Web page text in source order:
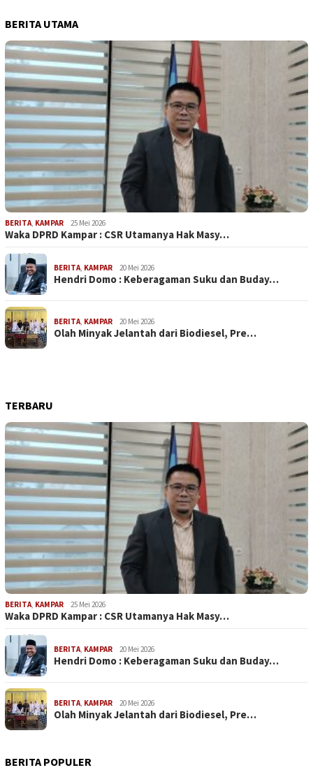
BERITA UTAMA
BERITA, KAMPAR 25 Mei 2026
Waka DPRD Kampar : CSR Utamanya Hak Masy…
BERITA, KAMPAR 20 Mei 2026
Hendri Domo : Keberagaman Suku dan Buday…
BERITA, KAMPAR 20 Mei 2026
Olah Minyak Jelantah dari Biodiesel, Pre…
TERBARU
BERITA, KAMPAR 25 Mei 2026
Waka DPRD Kampar : CSR Utamanya Hak Masy…
BERITA, KAMPAR 20 Mei 2026
Hendri Domo : Keberagaman Suku dan Buday…
BERITA, KAMPAR 20 Mei 2026
Olah Minyak Jelantah dari Biodiesel, Pre…
BERITA POPULER